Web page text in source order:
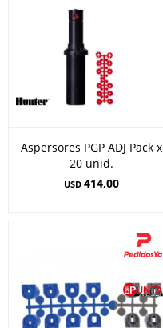
Aspersores PGP ADJ Pack x
20 unid.
USD 414,00